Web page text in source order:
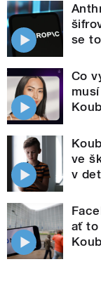
se
Co
ve
v
ať to